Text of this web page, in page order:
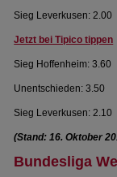
Sieg Leverkusen: 2.00
Jetzt bei Tipico tippen
Sieg Hoffenheim: 3.60
Unentschieden: 3.50
Sieg Leverkusen: 2.10
(Stand: 16. Oktober
Bundesliga